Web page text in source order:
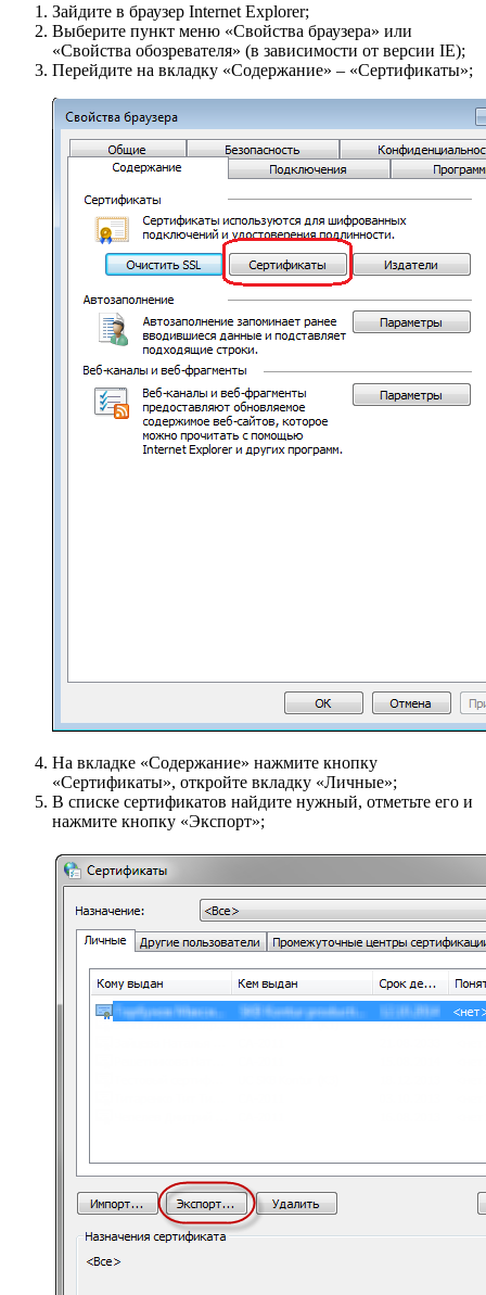
Зайдите в браузер Internet Explorer;
Выберите пункт меню «Свойства браузера» или
«Свойства обозревателя» (в зависимости от версии IE);
Перейдите на вкладку «Содержание» – «Сертификаты»;
На вкладке «Содержание» нажмите кнопку
«Сертификаты», откройте вкладку «Личные»;
В списке сертификатов найдите нужный, отметьте его и
нажмите кнопку «Экспорт»;